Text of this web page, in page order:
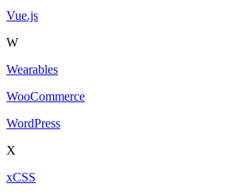
Vue.js
W
Wearables
WooCommerce
WordPress
X
xCSS